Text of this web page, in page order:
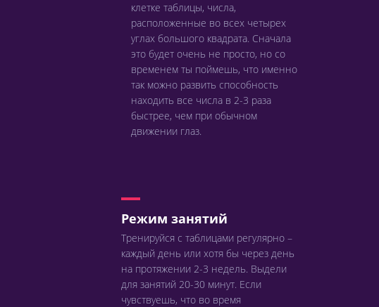
клетке таблицы, числа,
расположенные во всех четырех
углах большого квадрата. Сначала
это будет очень не просто, но со
временем ты поймешь, что именно
так можно развить способность
находить все числа в 2-3 раза
быстрее, чем при обычном
движении глаз.
Режим занятий
Тренируйся с таблицами регулярно –
каждый день или хотя бы через день
на протяжении 2-3 недель. Выдели
для занятий 20-30 минут. Если
чувствуешь, что во время